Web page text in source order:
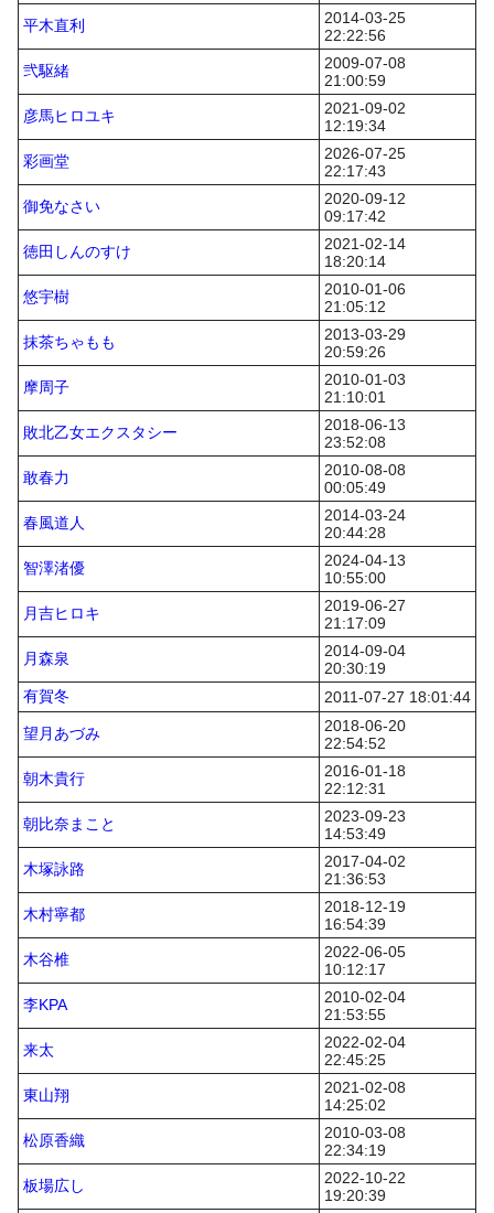
平木直利
2014-03-25
22:22:56
弐駆緒
2009-07-08
21:00:59
彦馬ヒロユキ
2021-09-02
12:19:34
彩画堂
2026-07-25
22:17:43
御免なさい
2020-09-12
09:17:42
徳田しんのすけ
2021-02-14
18:20:14
悠宇樹
2010-01-06
21:05:12
抹茶ちゃもも
2013-03-29
20:59:26
摩周子
2010-01-03
21:10:01
敗北乙女エクスタシー
2018-06-13
23:52:08
敢春力
2010-08-08
00:05:49
春風道人
2014-03-24
20:44:28
智澤渚優
2024-04-13
10:55:00
月吉ヒロキ
2019-06-27
21:17:09
月森泉
2014-09-04
20:30:19
有賀冬
2011-07-27 18:01:44
望月あづみ
2018-06-20
22:54:52
朝木貴行
2016-01-18
22:12:31
朝比奈まこと
2023-09-23
14:53:49
木塚詠路
2017-04-02
21:36:53
木村寧都
2018-12-19
16:54:39
木谷椎
2022-06-05
10:12:17
李KPA
2010-02-04
21:53:55
来太
2022-02-04
22:45:25
東山翔
2021-02-08
14:25:02
松原香織
2010-03-08
22:34:19
板場広し
2022-10-22
19:20:39